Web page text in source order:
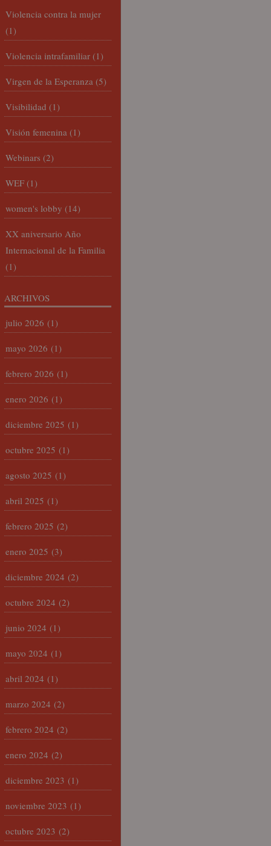
Violencia contra la mujer
(1)
Violencia intrafamiliar (1)
Virgen de la Esperanza (5)
Visibilidad (1)
Visión femenina (1)
Webinars (2)
WEF (1)
women's lobby (14)
XX aniversario Año
Internacional de la Familia
(1)
ARCHIVOS
julio 2026 (1)
mayo 2026 (1)
febrero 2026 (1)
enero 2026 (1)
diciembre 2025 (1)
octubre 2025 (1)
agosto 2025 (1)
abril 2025 (1)
febrero 2025 (2)
enero 2025 (3)
diciembre 2024 (2)
octubre 2024 (2)
junio 2024 (1)
mayo 2024 (1)
abril 2024 (1)
marzo 2024 (2)
febrero 2024 (2)
enero 2024 (2)
diciembre 2023 (1)
noviembre 2023 (1)
octubre 2023 (2)